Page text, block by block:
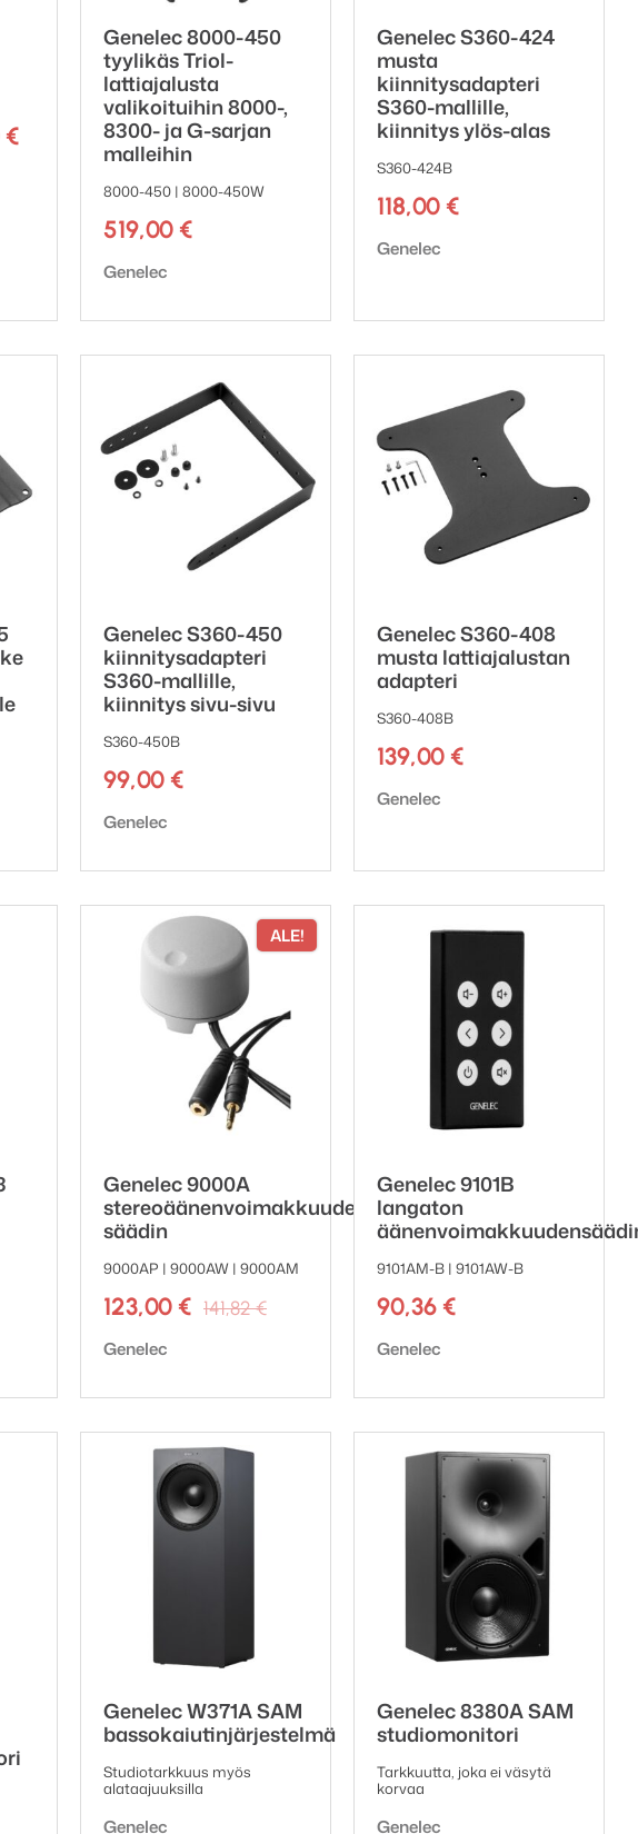
€Hintaluokka:
Genelec 8000-450
tyylikäs Triol-
lattiajalusta
valikoituihin 8000-,
8300- ja G-sarjan
malleihin
8000-450 | 8000-450W
519,00 €
Tuotemerkki:
Genelec
Genelec S360-424
musta
kiinnitysadapteri
S360-mallille,
kiinnitys ylös-alas
S360-424B
118,00 €
Tuotemerkki:
Genelec
Genelec S360-450
kiinnitysadapteri
S360-mallille,
kiinnitys sivu-sivu
S360-450B
99,00 €
Tuotemerkki:
Genelec
Genelec S360-408
musta lattiajalustan
adapteri
S360-408B
139,00 €
Tuotemerkki:
Genelec
ALE!
Genelec 9000A
stereoäänenvoimakkuuden
säädin
9000AP | 9000AW | 9000AM
141,82€Alkuperäinen
123,00 €
Nykyinen
Tuotemerkki:
Genelec
Genelec 9101B
langaton
9101AM-B | 9101AW-B
90,36 €
Tuotemerkki:
Genelec
Genelec W371A SAM
bassokaiutinjärjestelmä
Studiotarkkuus myös
alataajuuksilla
Tuotemerkki:
Genelec
Genelec 8380A SAM
studiomonitori
Tarkkuutta, joka ei väsytä
korvaa
Tuotemerkki:
Genelec